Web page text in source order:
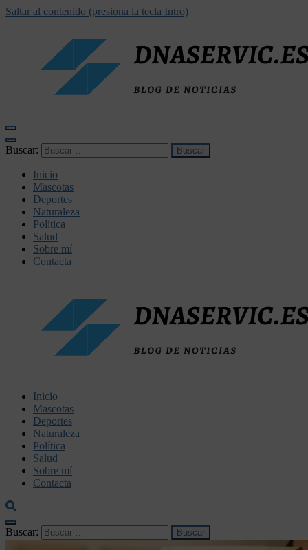
Saltar al contenido (presiona la tecla Intro)
Buscar:
Inicio
Mascotas
Deportes
Naturaleza
Política
Salud
Sobre mí
Contacta
dnaservic.es
Inicio
Mascotas
Deportes
Naturaleza
Política
Salud
Sobre mí
Contacta
Buscar: